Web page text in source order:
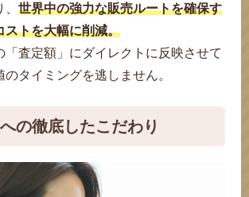
世界中の強力な販売ルートを確保す
ストを大幅に削減。
「査定額」にダイレクトに反映させて
のタイミングを逃しません。
の徹底したこだわり